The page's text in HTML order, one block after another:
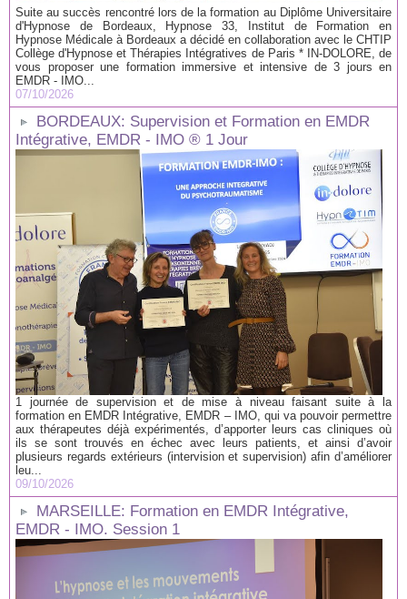
Suite au succès rencontré lors de la formation au Diplôme Universitaire
d'Hypnose de Bordeaux, Hypnose 33, Institut de Formation en
Hypnose Médicale à Bordeaux a décidé en collaboration avec le CHTIP
Collège d'Hypnose et Thérapies Intégratives de Paris * IN-DOLORE, de
vous proposer une formation immersive et intensive de 3 jours en
EMDR - IMO...
07/10/2026
BORDEAUX: Supervision et Formation en EMDR
Intégrative, EMDR - IMO ® 1 Jour
1 journée de supervision et de mise à niveau faisant suite à la
formation en EMDR Intégrative, EMDR – IMO, qui va pouvoir permettre
aux thérapeutes déjà expérimentés, d’apporter leurs cas cliniques où
ils se sont trouvés en échec avec leurs patients, et ainsi d’avoir
plusieurs regards extérieurs (intervision et supervision) afin d’améliorer
leu...
09/10/2026
MARSEILLE: Formation en EMDR Intégrative,
EMDR - IMO. Session 1